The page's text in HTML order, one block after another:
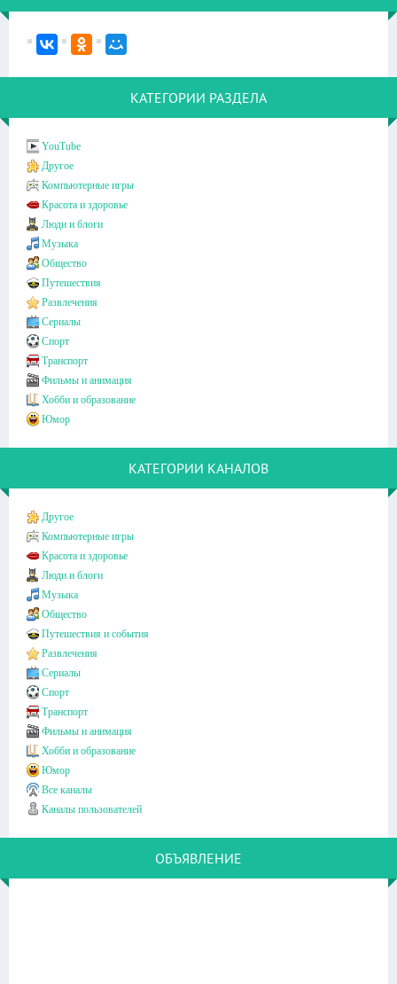
КАТЕГОРИИ РАЗДЕЛА
YouTube
Другое
Компьютерные игры
Красота и здоровье
Люди и блоги
Музыка
Общество
Путешествия
Развлечения
Сериалы
Спорт
Транспорт
Фильмы и анимация
Хобби и образование
Юмор
КАТЕГОРИИ КАНАЛОВ
Другое
Компьютерные игры
Красота и здоровье
Люди и блоги
Музыка
Общество
Путешествия и события
Развлечения
Сериалы
Спорт
Транспорт
Фильмы и анимация
Хобби и образование
Юмор
Все каналы
Каналы пользователей
ОБЪЯВЛЕНИЕ